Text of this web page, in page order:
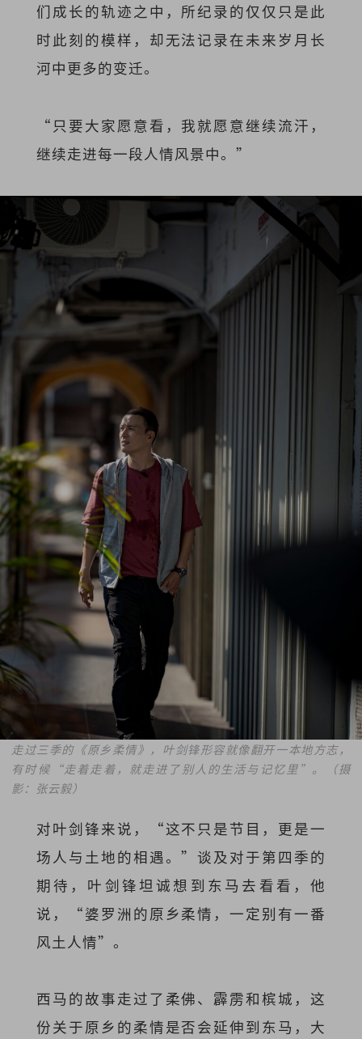
们成长的轨迹之中，所纪录的仅仅只是此
时此刻的模样，却无法记录在未来岁月长
河中更多的变迁。
“只要大家愿意看，我就愿意继续流汗，
继续走进每一段人情风景中。”
走过三季的《原乡柔情》，叶剑锋形容就像翻开一本地方志，
有时候“走着走着，就走进了别人的生活与记忆里”。
（摄
影：张云毅）
对叶剑锋来说，“这不只是节目，更是一
场人与土地的相遇。”谈及对于第四季的
期待，叶剑锋坦诚想到东马去看看，他
说，“婆罗洲的原乡柔情，一定别有一番
风土人情”。
西马的故事走过了柔佛、霹雳和槟城，这
份关于原乡的柔情是否会延伸到东马，大